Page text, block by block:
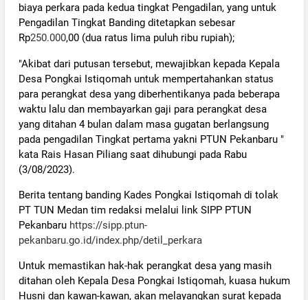
biaya perkara pada kedua tingkat Pengadilan, yang untuk
Pengadilan Tingkat Banding ditetapkan sebesar
Rp250.000,00 (dua ratus lima puluh ribu rupiah);
"Akibat dari putusan tersebut, mewajibkan kepada Kepala
Desa Pongkai Istiqomah untuk mempertahankan status
para perangkat desa yang diberhentikanya pada beberapa
waktu lalu dan membayarkan gaji para perangkat desa
yang ditahan 4 bulan dalam masa gugatan berlangsung
pada pengadilan Tingkat pertama yakni PTUN Pekanbaru "
kata Rais Hasan Piliang saat dihubungi pada Rabu
(3/08/2023).
Berita tentang banding Kades Pongkai Istiqomah di tolak
PT TUN Medan tim redaksi melalui link SIPP PTUN
Pekanbaru https://sipp.ptun-
pekanbaru.go.id/index.php/detil_perkara
Untuk memastikan hak-hak perangkat desa yang masih
ditahan oleh Kepala Desa Pongkai Istiqomah, kuasa hukum
Husni dan kawan-kawan, akan melayangkan surat kepada